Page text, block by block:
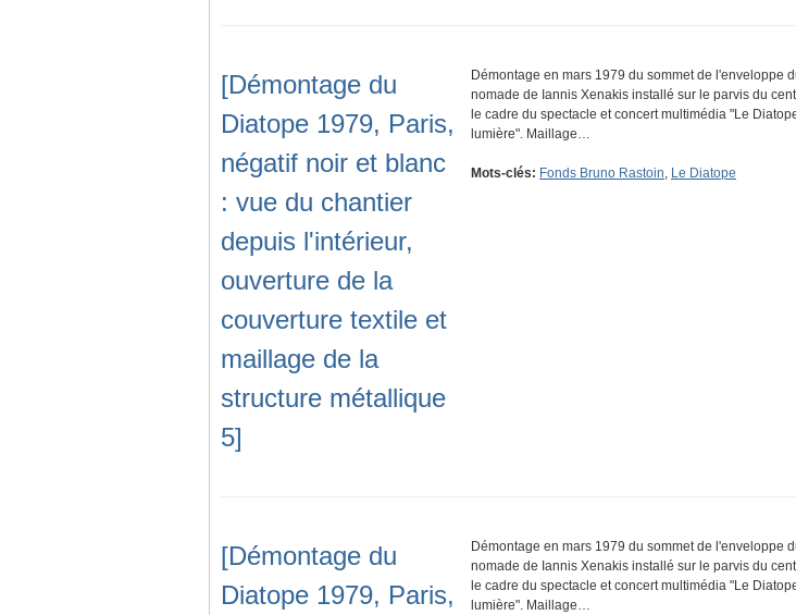
[Démontage du
Diatope 1979, Paris,
négatif noir et blanc
: vue du chantier
depuis l'intérieur,
ouverture de la
couverture textile et
maillage de la
structure métallique
5]
Démontage en mars 1979 du sommet de l'enveloppe
nomade de Iannis Xenakis installé sur le parvis du
le cadre du spectacle et concert multimédia "Le
lumière". Maillage…
Mots-clés: Fonds Bruno Rastoin, Le Diatope
[Démontage du
Diatope 1979, Paris,
Démontage en mars 1979 du sommet de l'enveloppe
nomade de Iannis Xenakis installé sur le parvis du
le cadre du spectacle et concert multimédia "Le
lumière". Maillage…